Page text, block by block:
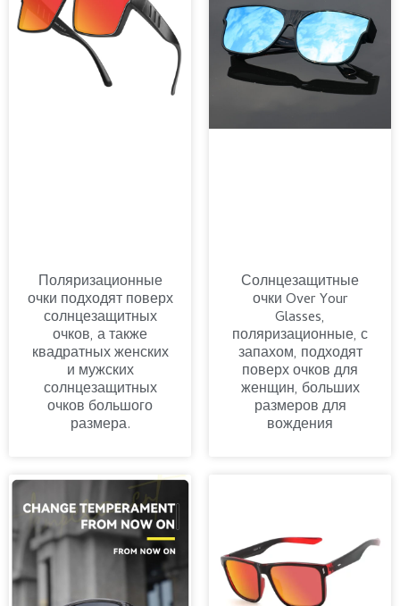
Поляризационные
очки подходят поверх
солнцезащитных
очков, а также
квадратных женских
и мужских
солнцезащитных
очков большого
размера.
Солнцезащитные
очки Over Your
Glasses,
поляризационные, с
запахом, подходят
поверх очков для
женщин, больших
размеров для
вождения